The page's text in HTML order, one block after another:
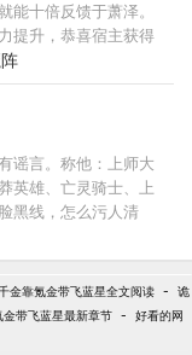
十倍反馈于萧泽。
提升，恭喜宿主获得
……】【萧熏儿服用
恭喜宿主获得十倍反
】【萧熏儿成功炼
恭喜宿主获得十倍
】萧泽本以为这样
力提升，自己能够绑
七彩吞天蟒血脉，
三花瞳……通通十倍
劫，被萧泽反手镇
世界。
谣言。称他：上师大
英雄、亡灵骑士、上
黑线，怎么污人清
遗风！南极之恋、
刀、灵笼、僵尸先
…PS：萌新不易，求
金靠氪金带飞蓝星全文阅读 - 诡
带飞蓝星最新章节 - 好看的网